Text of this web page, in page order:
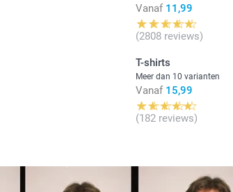
Vanaf 11,99
(2808 reviews)
T-shirts
Meer dan 10 varianten
Vanaf 15,99
(182 reviews)